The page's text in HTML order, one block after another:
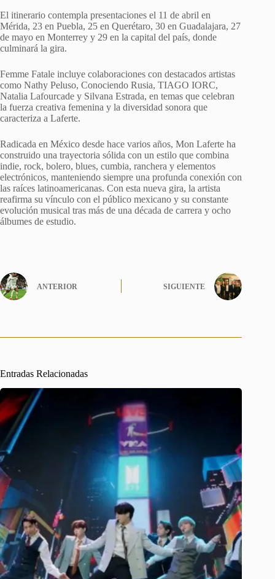
El itinerario contempla presentaciones el 11 de abril en
Mérida, 23 en Puebla, 25 en Querétaro, 30 en Guadalajara, 27
de mayo en Monterrey y 29 en la capital del país, donde
culminará la gira.
Femme Fatale incluye colaboraciones con destacados artistas
como Nathy Peluso, Conociendo Rusia, TIAGO IORC,
Natalia Lafourcade y Silvana Estrada, en temas que celebran
la fuerza creativa femenina y la diversidad sonora que
caracteriza a Laferte.
Radicada en México desde hace varios años, Mon Laferte ha
construido una trayectoria sólida con un estilo que combina
indie, rock, bolero, blues, cumbia, ranchera y elementos
electrónicos, manteniendo siempre una profunda conexión con
las raíces latinoamericanas. Con esta nueva gira, la artista
reafirma su vínculo con el público mexicano y su constante
evolución musical tras más de una década de carrera y ocho
álbumes de estudio.
ANTERIOR SIGUIENTE
Entradas Relacionadas